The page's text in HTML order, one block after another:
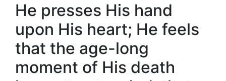
He presses His hand
upon His heart; He feels
that the age-long
moment of His death